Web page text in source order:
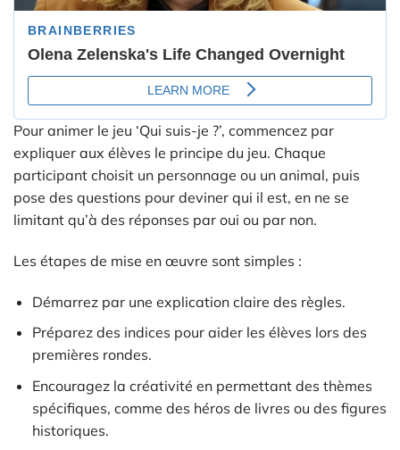
Pour animer le jeu ‘Qui suis-je ?’, commencez par
expliquer aux élèves le principe du jeu. Chaque
participant choisit un personnage ou un animal, puis
pose des questions pour deviner qui il est, en ne se
limitant qu’à des réponses par oui ou par non.
Les étapes de mise en œuvre sont simples :
Démarrez par une explication claire des règles.
Préparez des indices pour aider les élèves lors des
premières rondes.
Encouragez la créativité en permettant des thèmes
spécifiques, comme des héros de livres ou des figures
historiques.